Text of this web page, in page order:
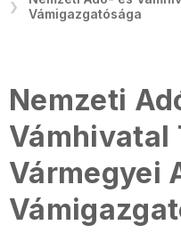
Vámigazgatósága
Nemzeti
Vámhivatal
Vármegyei